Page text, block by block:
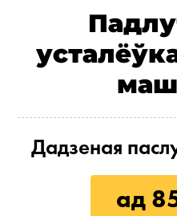
Дадзеная
ад